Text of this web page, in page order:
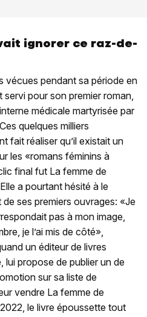
ignorer ce raz-de-
vécues pendant sa période en
pour son premier roman,
médicale martyrisée par
quelques milliers
fait réaliser qu’il existait un
les «romans féminins à
final fut La femme de
a pourtant hésité à le
ses premiers ouvrages: «Je
pas à mon image,
je l’ai mis de côté»,
un éditeur de livres
propose de publier un de
sur sa liste de
vendre La femme de
le livre époussette tout